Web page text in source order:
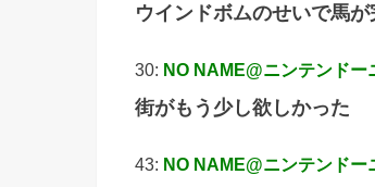
ウインドボムのせいで馬
30: NO NAME@ニンテンドー
街がもう少し欲しかった
43: NO NAME@ニンテンドー